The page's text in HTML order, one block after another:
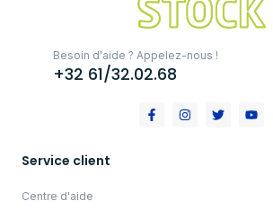
Besoin d'aide ? Appelez-nous !
+32 61/32.02.68
Service client
Centre d'aide